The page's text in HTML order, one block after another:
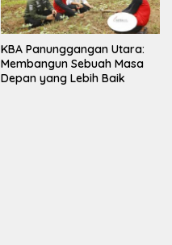
KBA Panunggangan Utara:
Membangun Sebuah Masa
Depan yang Lebih Baik